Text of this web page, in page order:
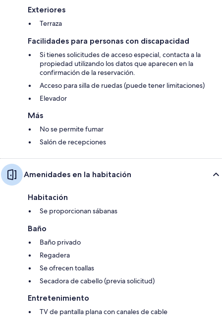
Exteriores
Terraza
Facilidades para personas con discapacidad
Si tienes solicitudes de acceso especial, contacta a la
propiedad utilizando los datos que aparecen en la
confirmación de la reservación.
Acceso para silla de ruedas (puede tener limitaciones)
Elevador
Más
No se permite fumar
Salón de recepciones
Amenidades en la habitación
Habitación
Se proporcionan sábanas
Baño
Baño privado
Regadera
Se ofrecen toallas
Secadora de cabello (previa solicitud)
Entretenimiento
TV de pantalla plana con canales de cable